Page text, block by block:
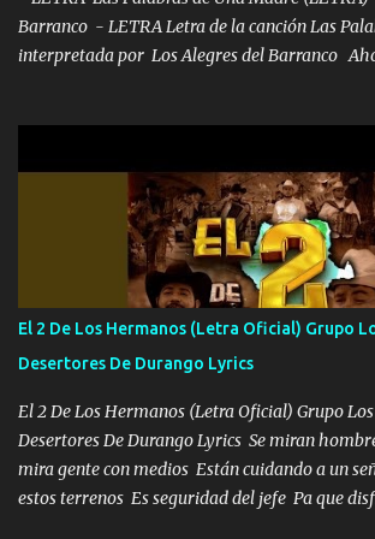
Barranco - LETRA Letra de la canción Las
interpretada por Los Alegres del Barranco
quiso, él tiempo sigue pasando y nunca te
seguiré esperando hasta volvernos a vernos El
tengo de mi mente no se va, en mi corazón me
tu papá, a veces me pongo triste porque no
que tu me escuchas porque tu eres mi gran
llega para reunirme contigo, tu iluminas mi
serás mi niño, del amor que yo te tengo es co...
El 2 De Los Hermanos (Letra Oficial) Grupo
Desertores De Durango Lyrics
El 2 De Los Hermanos (Letra Oficial) Grupo Los
Desertores De Durango Lyrics Se miran
mira gente con medios Están cuidando a un
estos terrenos Es seguridad del jefe Pa que